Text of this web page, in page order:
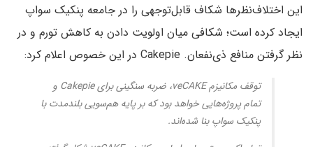
این اختلاف‌‌نظرها شکاف قابل‌توجهی را در جامعه پنکیک‌ سواپ
ایجاد کرده است؛ شکافی میان اولویت دادن به کاهش تورم و در
نظر گرفتن منافع ذی‌نفعان. Cakepie در این خصوص اعلام کرد:
توقف مکانیزم veCAKE، ضربه‌ سنگینی برای Cakepie و
تمام پروژه‌هایی خواهد بود که بر پایه هم‌سویی بلندمدت با
پنکیک‌ سواپ بنا شده‌اند.